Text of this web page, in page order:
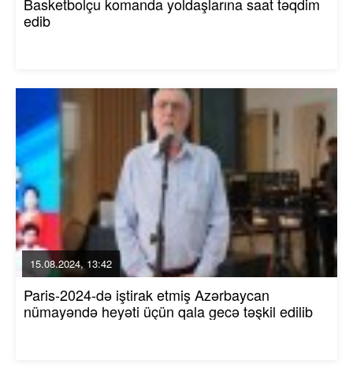
edib
15.08.2024, 13:42
Paris-2024-də iştirak etmiş Azərbaycan
nümayəndə heyəti üçün qala gecə təşkil edilib